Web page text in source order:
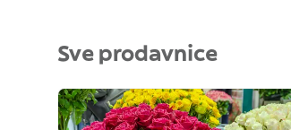
Sve prodavnice